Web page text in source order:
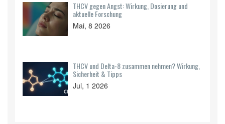
THCV gegen Angst: Wirkung, Dosierung und
aktuelle Forschung
Mai, 8 2026
THCV und Delta-8 zusammen nehmen? Wirkung,
Sicherheit & Tipps
Jul, 1 2026